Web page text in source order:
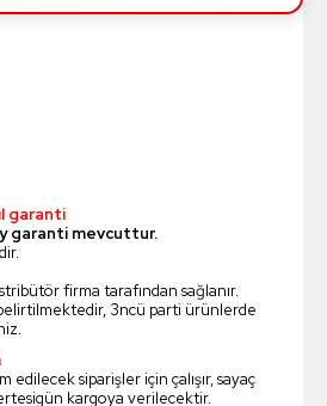
garanti
garanti mevcuttur.
firma tarafından sağlanır.
3ncü parti ürünlerde
edilecek siparişler için çalışır, sayaç
kargoya verilecektir.